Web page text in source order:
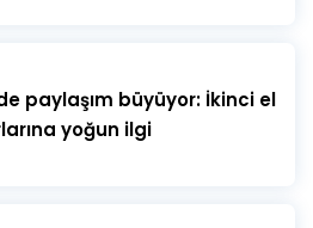
paylaşım büyüyor: İkinci el
yoğun ilgi